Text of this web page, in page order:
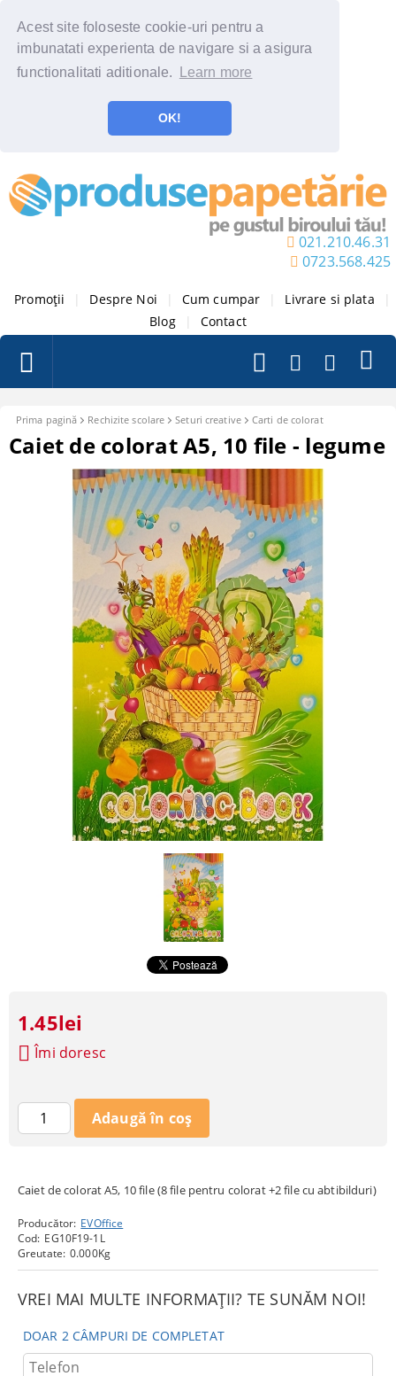
Acest site foloseste cookie-uri pentru a
imbunatati experienta de navigare si a asigura
functionalitati aditionale.
Learn more
OK!
021.210.46.31
0723.568.425
Promoții Despre Noi Cum cumpar Livrare si plata
Blog
Contact
Prima pagină Rechizite scolare Seturi creative Carti de colorat
Caiet de colorat A5, 10 file - legume
Caiet de colorat A5, 10 file (8 file pentru colorat +2 file cu abtibilduri)
Producător: EVOffice
Cod: EG10F19-1L
Greutate: 0.000Kg
VREI MAI MULTE INFORMAȚII? TE SUNĂM NOI!
DOAR 2 CÂMPURI DE COMPLETAT
1.45lei
Îmi doresc